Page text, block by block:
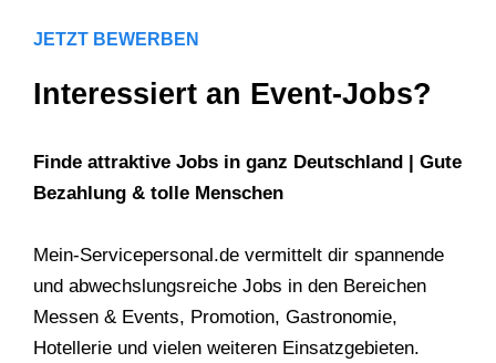
JETZT BEWERBEN
Interessiert an Event-Jobs?
Finde attraktive Jobs in ganz Deutschland | Gute
Bezahlung & tolle Menschen
Mein-Servicepersonal.de vermittelt dir spannende
und abwechslungsreiche Jobs in den Bereichen
Messen & Events, Promotion, Gastronomie,
Hotellerie und vielen weiteren Einsatzgebieten.